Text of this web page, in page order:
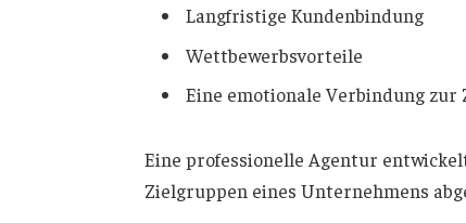
Langfristige Kundenbindung
Wettbewerbsvorteile
Eine emotionale Verbindung zur
Eine professionelle Agentur
Zielgruppen eines Unternehmens